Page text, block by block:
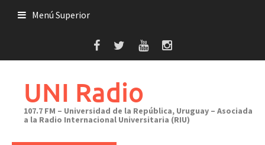
Menú Superior
UNI Radio
107.7 FM – Universidad de la República, Uruguay – Asociada
a la Radio Internacional Universitaria (RIU)